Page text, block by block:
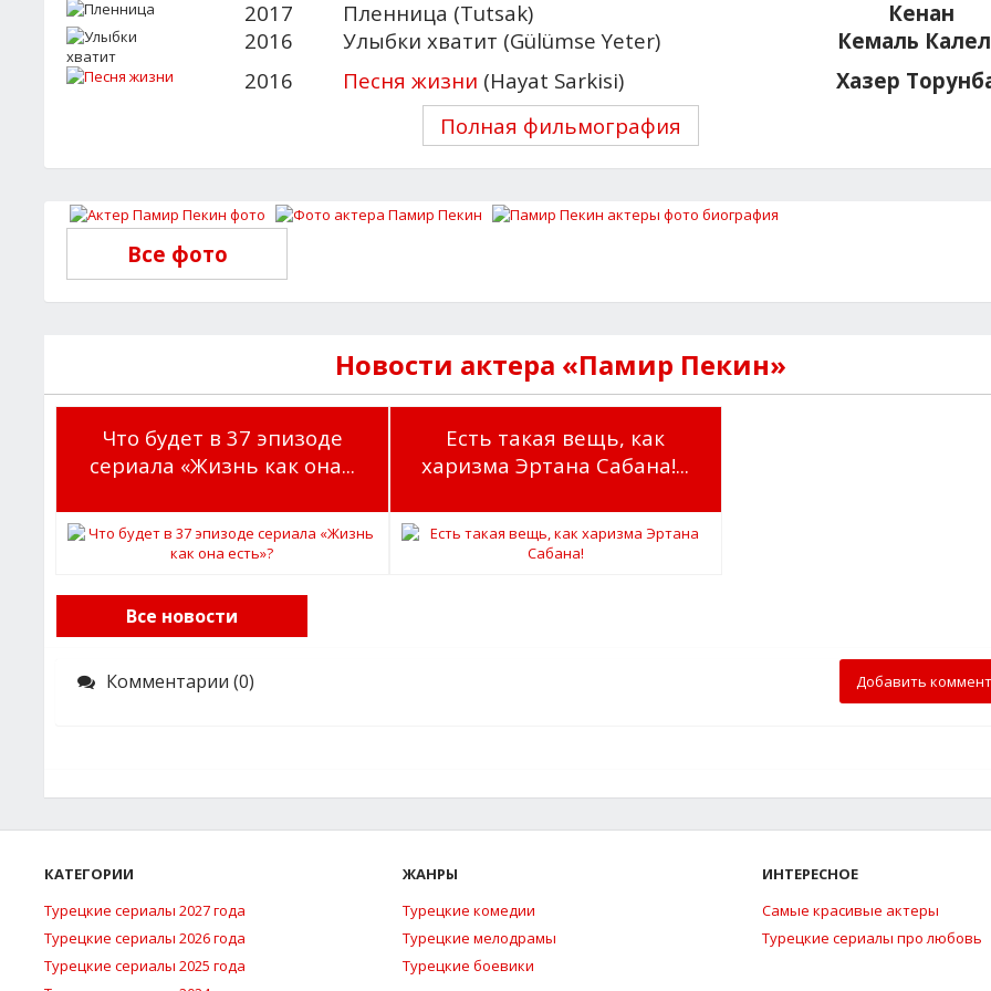
2017
Пленница (Tutsak)
Кенан
2016
Улыбки хватит (Gülümse Yeter)
Кемаль
2016
Песня жизни (Hayat Sarkisi)
Хазер
Полная фильмография
Все фото
Новости актера «Памир Пекин»
Что будет в 37 эпизоде
сериала «Жизнь как она...
Есть такая вещь, как
харизма Эртана Сабана!...
Все новости
Комментарии (0) Добавить
КАТЕГОРИИ
Турецкие сериалы 2027 года
Турецкие сериалы 2026 года
Турецкие сериалы 2025 года
ЖАНРЫ
Турецкие комедии
Турецкие мелодрамы
Турецкие боевики
ИНТЕРЕСНОЕ
Самые красивые актеры
Турецкие сериалы про любовь